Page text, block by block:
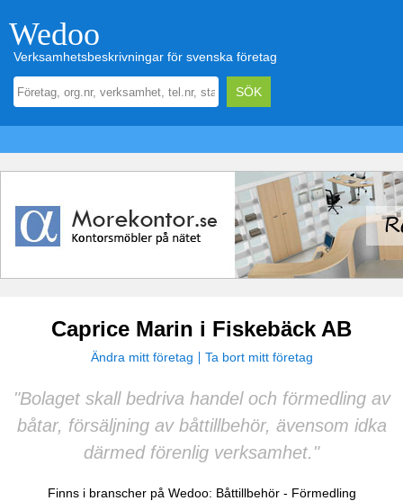
Wedoo
Verksamhetsbeskrivningar för svenska företag
Caprice Marin i Fiskebäck AB
Ändra mitt företag Ta bort mitt företag
"Bolaget skall bedriva handel och förmedling av
båtar, försäljning av båttillbehör, ävensom idka
därmed förenlig verksamhet."
Finns i branscher på Wedoo: Båttillbehör- Förmedling